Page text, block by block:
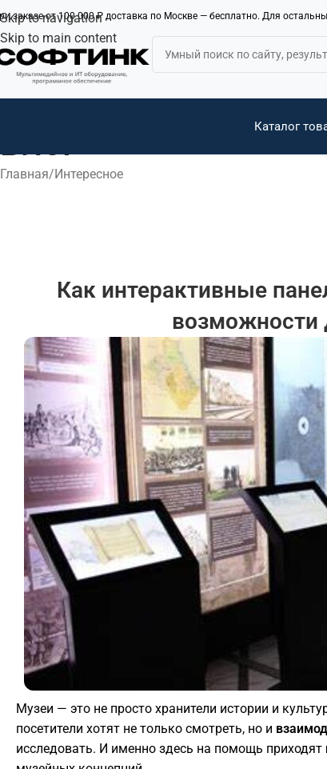
Skip to navigation
Skip to main content
заказе от 100 000 ₽ доставка по Москве — бесплатно. Для
Каталог
Блог
Главная Интересное
Как интерактивные
возможности
Музеи — это не просто хранители истории и
посетители хотят не только смотреть, но и
исследовать. И именно здесь на помощь приходят